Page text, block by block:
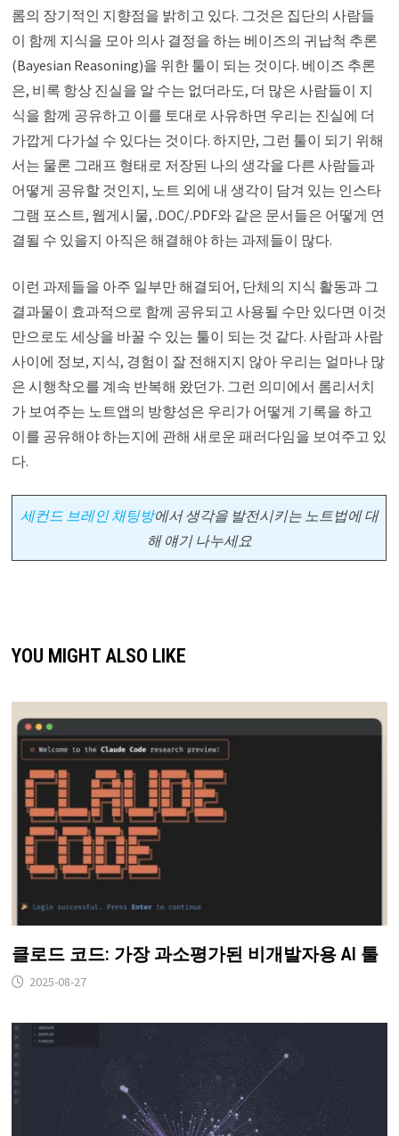
롬의 장기적인 지향점을 밝히고 있다. 그것은 집단의 사람들
이 함께 지식을 모아 의사 결정을 하는 베이즈의 귀납척 추론
(Bayesian Reasoning)을 위한 툴이 되는 것이다. 베이즈 추론
은, 비록 항상 진실을 알 수는 없더라도, 더 많은 사람들이 지
식을 함께 공유하고 이를 토대로 사유하면 우리는 진실에 더
가깝게 다가설 수 있다는 것이다. 하지만, 그런 툴이 되기 위해
서는 물론 그래프 형태로 저장된 나의 생각을 다른 사람들과
어떻게 공유할 것인지, 노트 외에 내 생각이 담겨 있는 인스타
그램 포스트, 웹게시물, .DOC/.PDF와 같은 문서들은 어떻게 연
결될 수 있을지 아직은 해결해야 하는 과제들이 많다.
이런 과제들을 아주 일부만 해결되어, 단체의 지식 활동과 그
결과물이 효과적으로 함께 공유되고 사용될 수만 있다면 이것
만으로도 세상을 바꿀 수 있는 툴이 되는 것 같다. 사람과 사람
사이에 정보, 지식, 경험이 잘 전해지지 않아 우리는 얼마나 많
은 시행착오를 계속 반복해 왔던가. 그런 의미에서 롬리서치
가 보여주는 노트앱의 방향성은 우리가 어떻게 기록을 하고
이를 공유해야 하는지에 관해 새로운 패러다임을 보여주고 있
다.
세컨드 브레인 채팅방에서생각을 발전시키는 노트법에 대
해 얘기 나누세요
YOU MIGHT ALSO LIKE
클로드 코드: 가장 과소평가된 비개발자용 AI 툴
2025-08-27